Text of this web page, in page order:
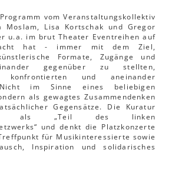
vom Veranstaltungskollektiv
Moslam, Lisa Kortschak und Gregor
u.a. im brut Theater Eventreihen auf
hat - immer mit dem Ziel,
Formate, Zugänge und
gegenüber zu stellten,
und aneinander
Nicht im Sinne eines beliebigen
als gewagtes Zusammendenken
Gegensätze. Die Kuratur
als „Teil des linken
und denkt die Platzkonzerte
für Musikinteressierte sowie
Inspiration und solidarisches